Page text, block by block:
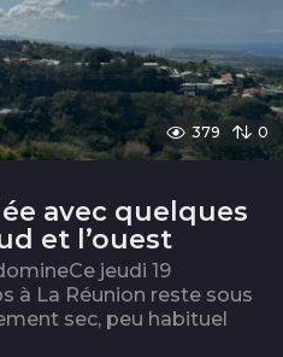
379 0
avec quelques
et l’ouest
jeudi 19
à La Réunion reste sous
sec, peu habituel